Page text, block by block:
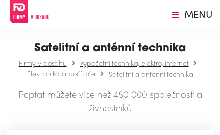
MENU
Satelitní a anténní technika
Firmy v dosahu
Výpočetní technika, elektro, internet
Elektronika a počítače
Satelitní a anténní technika
Poptat můžete více než 480 000 společností a
živnostníků